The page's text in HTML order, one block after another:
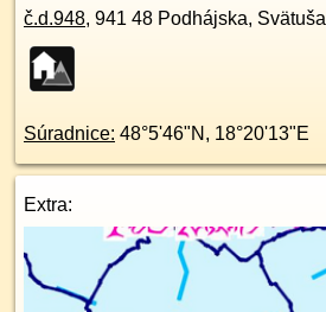
č.d.948, 941 48 Podhájska, Svätuša
Súradnice: 48°5'46"N , 18°20'13"E
Extra: